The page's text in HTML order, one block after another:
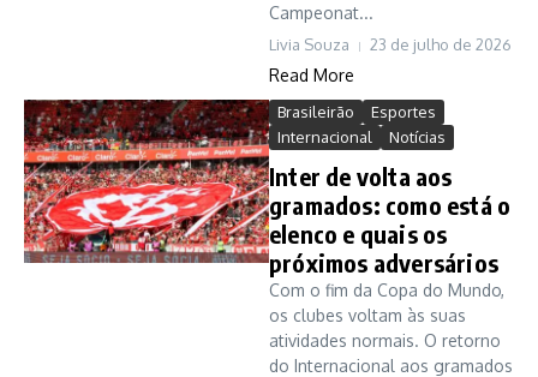
Campeonat...
Livia Souza 23 de julho de 2026
Read More
Brasileirão
Esportes
Internacional
Notícias
Inter de volta aos
gramados: como está o
elenco e quais os
próximos adversários
Com o fim da Copa do Mundo,
os clubes voltam às suas
atividades normais. O retorno
do Internacional aos gramados